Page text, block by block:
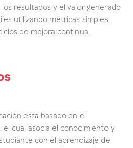
los resultados y el valor generado
utilizando métricas simples,
de mejora continua.
está basado en el
el cual asocia el conocimiento y
con el aprendizaje de